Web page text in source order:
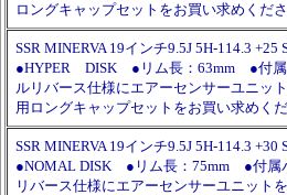
ロングキャップセットをお買い求めくださ
SSR MINERVA 19インチ9.5J 5H-114.3
●HYPER DISK ●リム長：63mm ●付
ルリバース仕様にエアーセンサーユニッ
用ロングキャップセットをお買い求めくだ
SSR MINERVA 19インチ9.5J 5H-114.3
●NOMAL DISK ●リム長：75mm ●付
リバース仕様にエアーセンサーユニット